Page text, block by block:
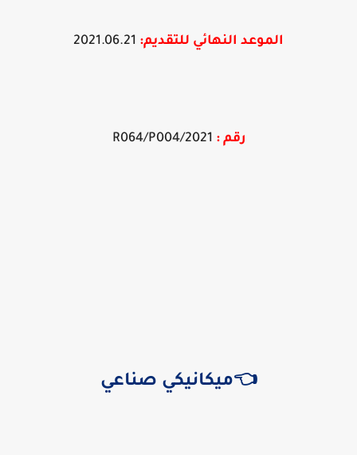
الموعد النهائيللتقديم:
2021.06.21
رقم :2021/R064/P004
👈ميكانيكي صناعي